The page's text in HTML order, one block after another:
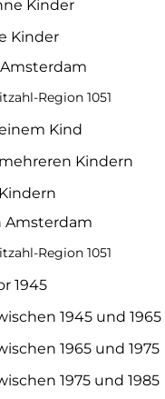
Kinder
Kinder
Region 1051
Kind
Kindern
Amsterdam
Region 1051
1945
1945 und 1965
1965 und 1975
1975 und 1985